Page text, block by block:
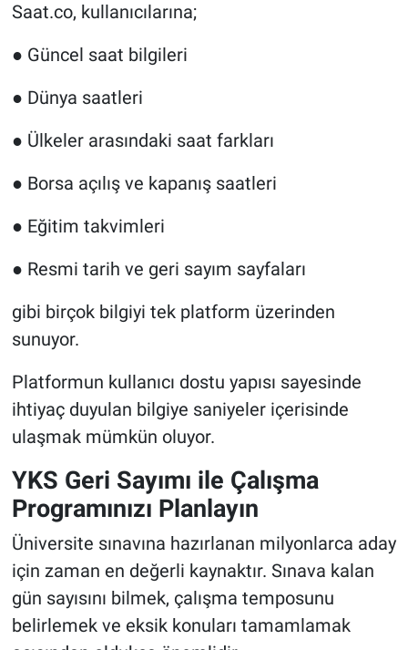
Saat.co, kullanıcılarına;
● Güncel saat bilgileri
● Dünya saatleri
● Ülkeler arasındaki saat farkları
● Borsa açılış ve kapanış saatleri
● Eğitim takvimleri
● Resmi tarih ve geri sayım sayfaları
gibi birçok bilgiyi tek platform üzerinden
sunuyor.
Platformun kullanıcı dostu yapısı sayesinde
ihtiyaç duyulan bilgiye saniyeler içerisinde
ulaşmak mümkün oluyor.
YKS Geri Sayımı ile Çalışma
Programınızı Planlayın
Üniversite sınavına hazırlanan milyonlarca aday
için zaman en değerli kaynaktır. Sınava kalan
gün sayısını bilmek, çalışma temposunu
belirlemek ve eksik konuları tamamlamak